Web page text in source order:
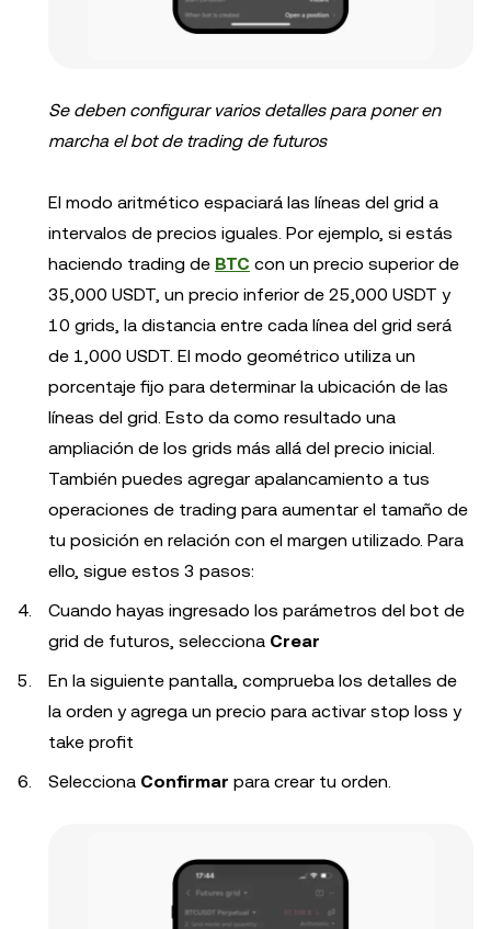
Se deben configurar varios detalles para poner en
marcha el bot de trading de futuros
El modo aritmético espaciará las líneas del grid a
intervalos de precios iguales. Por ejemplo, si estás
haciendo trading de BTC con un precio superior de
35,000 USDT, un precio inferior de 25,000 USDT y
10 grids, la distancia entre cada línea del grid será
de 1,000 USDT. El modo geométrico utiliza un
porcentaje fijo para determinar la ubicación de las
líneas del grid. Esto da como resultado una
ampliación de los grids más allá del precio inicial.
También puedes agregar apalancamiento a tus
operaciones de trading para aumentar el tamaño de
tu posición en relación con el margen utilizado. Para
ello, sigue estos 3 pasos:
Cuando hayas ingresado los parámetros del bot de
grid de futuros, selecciona Crear
En la siguiente pantalla, comprueba los detalles de
la orden y agrega un precio para activar stop loss y
take profit
Selecciona Confirmar para crear tu orden.